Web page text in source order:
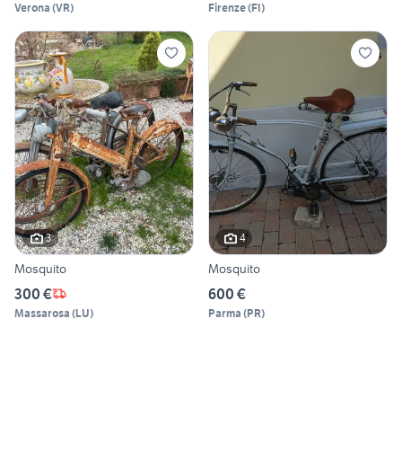
Verona (VR) Firenze(FI)
3
Mosquito
300 €
Massarosa (LU)
4
Mosquito
600 €
Parma (PR)